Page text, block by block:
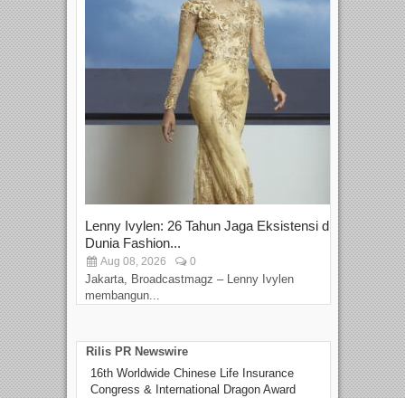
Lenny Ivylen: 26 Tahun Jaga Eksistensi di
Dunia Fashion...
Aug 08, 2026 0
Jakarta, Broadcastmagz – Lenny Ivylen
membangun...
Rilis PR Newswire
16th Worldwide Chinese Life Insurance
Congress & International Dragon Award